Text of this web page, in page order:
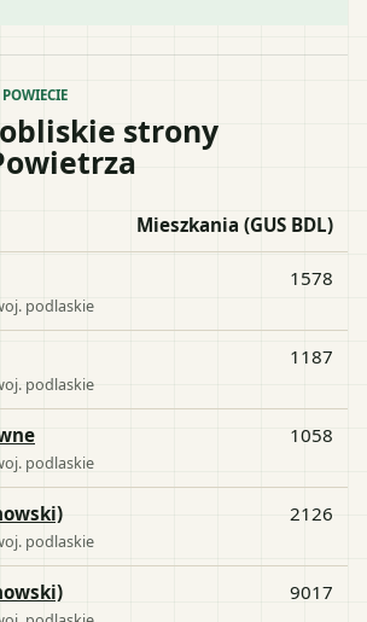
strony
Mieszkania (GUS BDL)
podlaskie
1578
podlaskie
1187
podlaskie
1058
podlaskie
2126
9017